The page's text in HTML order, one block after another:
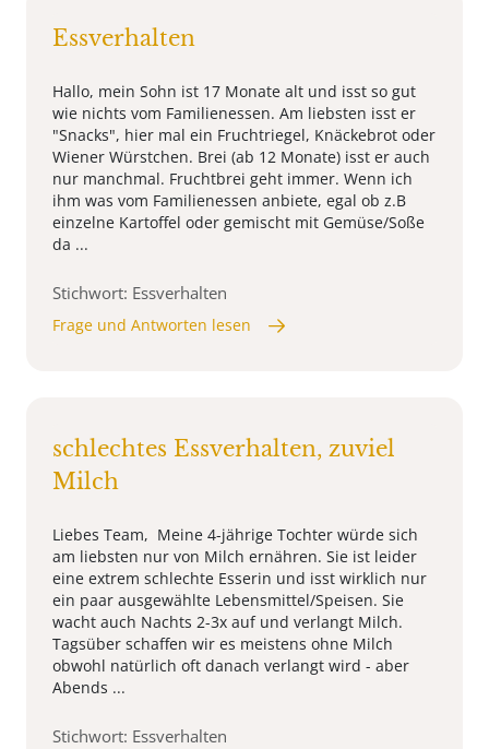
Essverhalten
Hallo, mein Sohn ist 17 Monate alt und isst so gut
wie nichts vom Familienessen. Am liebsten isst er
"Snacks", hier mal ein Fruchtriegel, Knäckebrot oder
Wiener Würstchen. Brei (ab 12 Monate) isst er auch
nur manchmal. Fruchtbrei geht immer. Wenn ich
ihm was vom Familienessen anbiete, egal ob z.B
einzelne Kartoffel oder gemischt mit Gemüse/Soße
da ...
Stichwort: Essverhalten
Frage und Antworten lesen
schlechtes Essverhalten, zuviel
Milch
Liebes Team, Meine 4-jährige Tochter würde sich
am liebsten nur von Milch ernähren. Sie ist leider
eine extrem schlechte Esserin und isst wirklich nur
ein paar ausgewählte Lebensmittel/Speisen. Sie
wacht auch Nachts 2-3x auf und verlangt Milch.
Tagsüber schaffen wir es meistens ohne Milch
obwohl natürlich oft danach verlangt wird - aber
Abends ...
Stichwort: Essverhalten